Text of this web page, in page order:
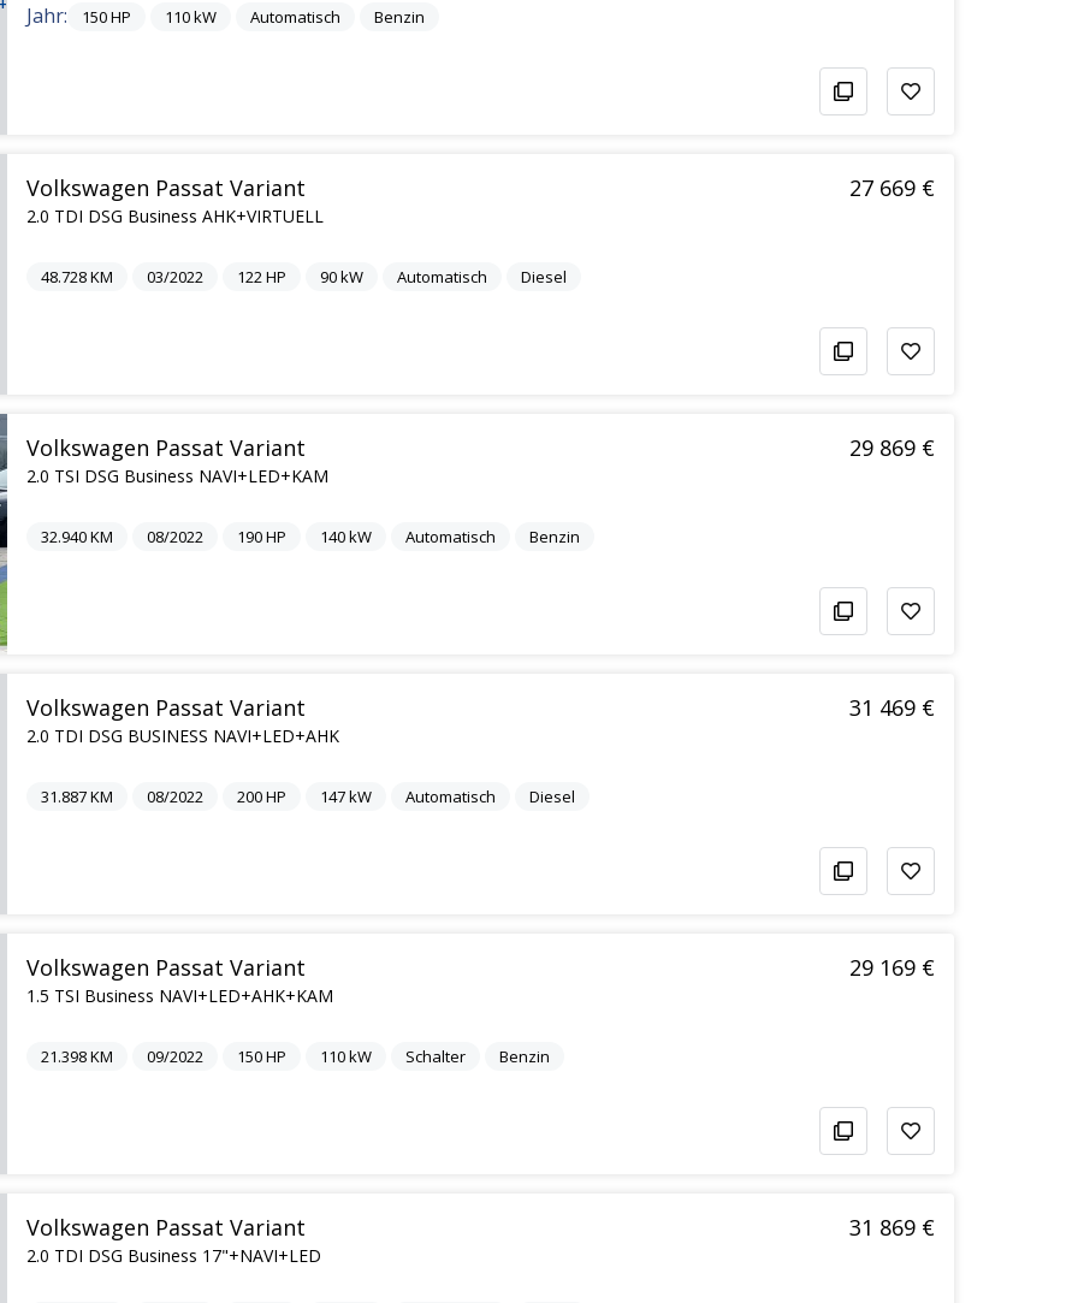
Jahr: 150HP 110kW Automatisch Benzin
Volkswagen Passat Variant
2.0 TDI DSG Business AHK+VIRTUELL
27 669 €
48.728KM 03/2022 122 HP 90kW Automatisch Diesel
Volkswagen Passat Variant
2.0 TSI DSG Business NAVI+LED+KAM
29 869 €
32.940KM 08/2022 190HP 140kW Automatisch Benzin
Volkswagen Passat Variant
2.0 TDI DSG BUSINESS NAVI+LED+AHK
31 469 €
31.887KM 08/2022 200HP 147kW Automatisch Diesel
Volkswagen Passat Variant
1.5 TSI Business NAVI+LED+AHK+KAM
29 169 €
21.398KM 09/2022 150HP 110kW Schalter Benzin
Volkswagen Passat Variant
2.0 TDI DSG Business 17"+NAVI+LED
31 869 €